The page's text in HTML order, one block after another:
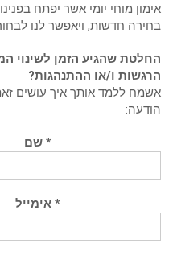
אימון מוחי יומי אשר יפתח
בחירה חדשות, ויאפשר לנו
החלטת שהגיע הזמן לשינוי
הרגשות ו/או ההתנהגות?
אשמח ללמד אותך איך עושים
הודעה:
* שם
* אימייל